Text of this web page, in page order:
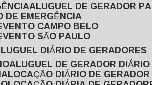
ALUGUEL DE GERADOR
DE EMERGÊNCIA
CAMPO BELO
SÃO PAULO
ALUGUEL DIÁRIO DE GERADORES
ALUGUEL DE GERADOR DIÁRIO
LOCAÇÃO DIÁRIO DE GERADOR